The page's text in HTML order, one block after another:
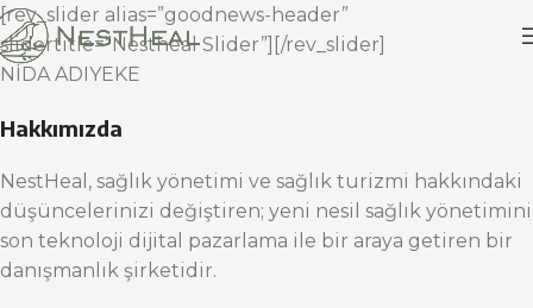
[rev_slider alias=”goodnews-header”
slidertitle=”Nestheal Slider”][/rev_slider]
NİDA ADIYEKE
Hakkımızda
NestHeal, sağlık yönetimi ve sağlık turizmi hakkındaki
düşüncelerinizi değiştiren; yeni nesil sağlık yönetimini
son teknoloji dijital pazarlama ile bir araya getiren bir
danışmanlık şirketidir.